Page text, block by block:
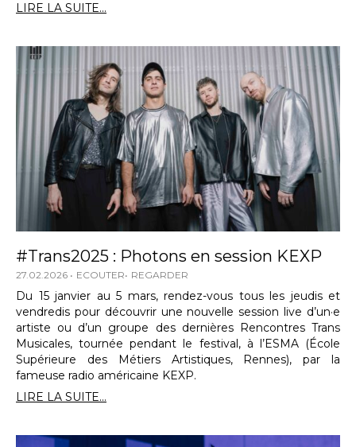
LIRE LA SUITE...
#Trans2025 : Photons en session KEXP
27.02.2026 ECOUTER REGARDER
Du 15 janvier au 5 mars, rendez-vous tous les jeudis et
vendredis pour découvrir une nouvelle session live d’un·e
artiste ou d’un groupe des dernières Rencontres Trans
Musicales, tournée pendant le festival, à l’ESMA (École
Supérieure des Métiers Artistiques, Rennes), par la
fameuse radio américaine KEXP.
LIRE LA SUITE...